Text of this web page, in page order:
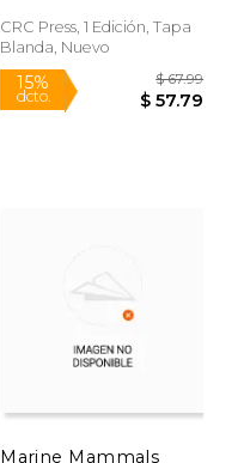
15%
CRC Press, 1 Edición, Tapa
Blanda, Nuevo
Marine Mammals